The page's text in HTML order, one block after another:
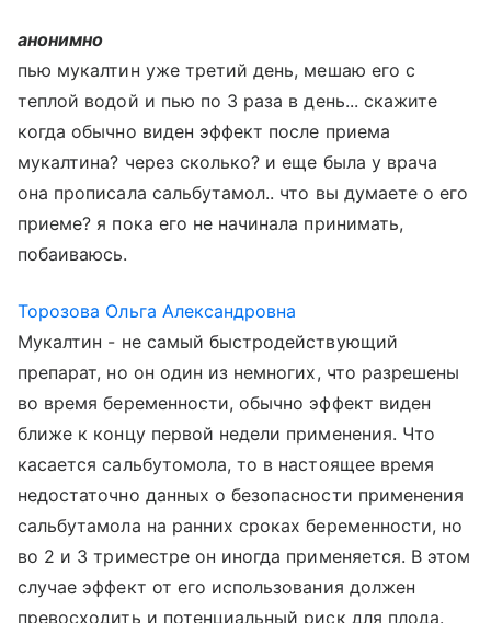
анонимно
пью мукалтин уже третий день, мешаю его с
теплой водой и пью по 3 раза в день... скажите
когда обычно виден эффект после приема
мукалтина? через сколько? и еще была у врача
она прописала сальбутамол.. что вы думаете о его
приеме? я пока его не начинала принимать,
побаиваюсь.
Торозова Ольга Александровна
Мукалтин - не самый быстродействующий
препарат, но он один из немногих, что разрешены
во время беременности, обычно эффект виден
ближе к концу первой недели применения. Что
касается сальбутомола, то в настоящее время
недостаточно данных о безопасности применения
сальбутамола на ранних сроках беременности, но
во 2 и 3 триместре он иногда применяется. В этом
случае эффект от его использования должен
превосходить и потенциальный риск для плода.